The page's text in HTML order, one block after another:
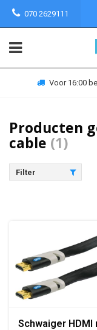
070 2629111
Voor 16:00
Producten
cable (1)
Filter
Schwaiger HDMI